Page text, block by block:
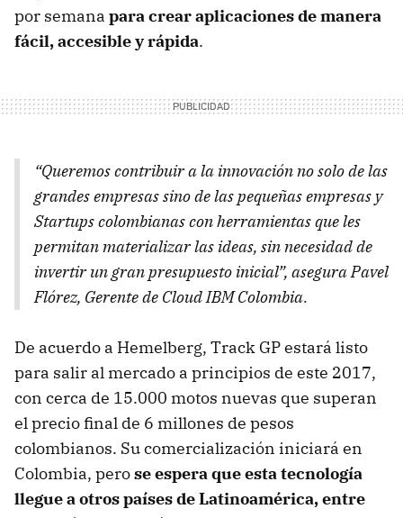
por semana para crear aplicaciones de manera
fácil, accesible y rápida.
“Queremos contribuir a la innovación no solo de las
grandes empresas sino de las pequeñas empresas y
Startups colombianas con herramientas que les
permitan materializar las ideas, sin necesidad de
invertir un gran presupuesto inicial”, asegura Pavel
Flórez, Gerente de Cloud IBM Colombia.
De acuerdo a Hemelberg, Track GP estará listo
para salir al mercado a principios de este 2017,
con cerca de 15.000 motos nuevas que superan
el precio final de 6 millones de pesos
colombianos. Su comercialización iniciará en
Colombia, perose espera que esta tecnología
llegue a otros países de Latinoamérica, entre